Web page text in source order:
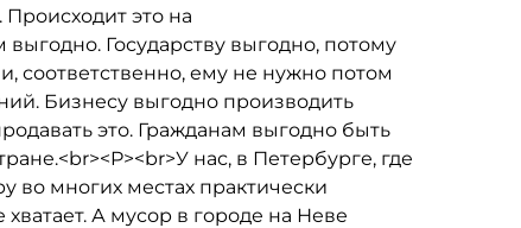
это на
Государству выгодно, потому
соответственно, ему не нужно потом
Бизнесу выгодно производить
это. Гражданам выгодно быть
нас, в Петербурге, где
во многих местах практически
А мусор в городе на Неве